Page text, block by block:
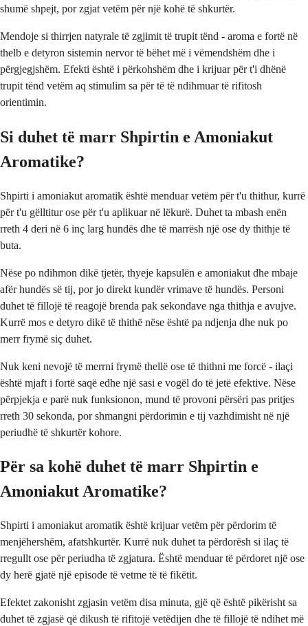
shumë shpejt, por zgjat vetëm për një kohë të shkurtër.
Mendoje si thirrjen natyrale të zgjimit të trupit tënd - aroma e fortë në
thelb e detyron sistemin nervor të bëhet më i vëmendshëm dhe i
përgjegjshëm. Efekti është i përkohshëm dhe i krijuar për t'i dhënë
trupit tënd vetëm aq stimulim sa për të të ndihmuar të rifitosh
orientimin.
Si duhet të marr Shpirtin e Amoniakut
Aromatike?
Shpirti i amoniakut aromatik është menduar vetëm për t'u thithur, kurrë
për t'u gëlltitur ose për t'u aplikuar në lëkurë. Duhet ta mbash enën
rreth 4 deri në 6 inç larg hundës dhe të marrësh një ose dy thithje të
buta.
Nëse po ndihmon dikë tjetër, thyeje kapsulën e amoniakut dhe mbaje
afër hundës së tij, por jo direkt kundër vrimave të hundës. Personi
duhet të fillojë të reagojë brenda pak sekondave nga thithja e avujve.
Kurrë mos e detyro dikë të thithë nëse është pa ndjenja dhe nuk po
merr frymë siç duhet.
Nuk keni nevojë të merrni frymë thellë ose të thithni me forcë - ilaçi
është mjaft i fortë saqë edhe një sasi e vogël do të jetë efektive. Nëse
përpjekja e parë nuk funksionon, mund të provoni përsëri pas pritjes
rreth 30 sekonda, por shmangni përdorimin e tij vazhdimisht në një
periudhë të shkurtër kohore.
Për sa kohë duhet të marr Shpirtin e
Amoniakut Aromatike?
Shpirti i amoniakut aromatik është krijuar vetëm për përdorim të
menjëhershëm, afatshkurtër. Kurrë nuk duhet ta përdorësh si ilaç të
rregullt ose për periudha të zgjatura. Është menduar të përdoret një ose
dy herë gjatë një episode të vetme të të fikëtit.
Efektet zakonisht zgjasin vetëm disa minuta, gjë që është pikërisht sa
duhet të zgjasë që dikush të rifitojë vetëdijen dhe të fillojë të ndihet më